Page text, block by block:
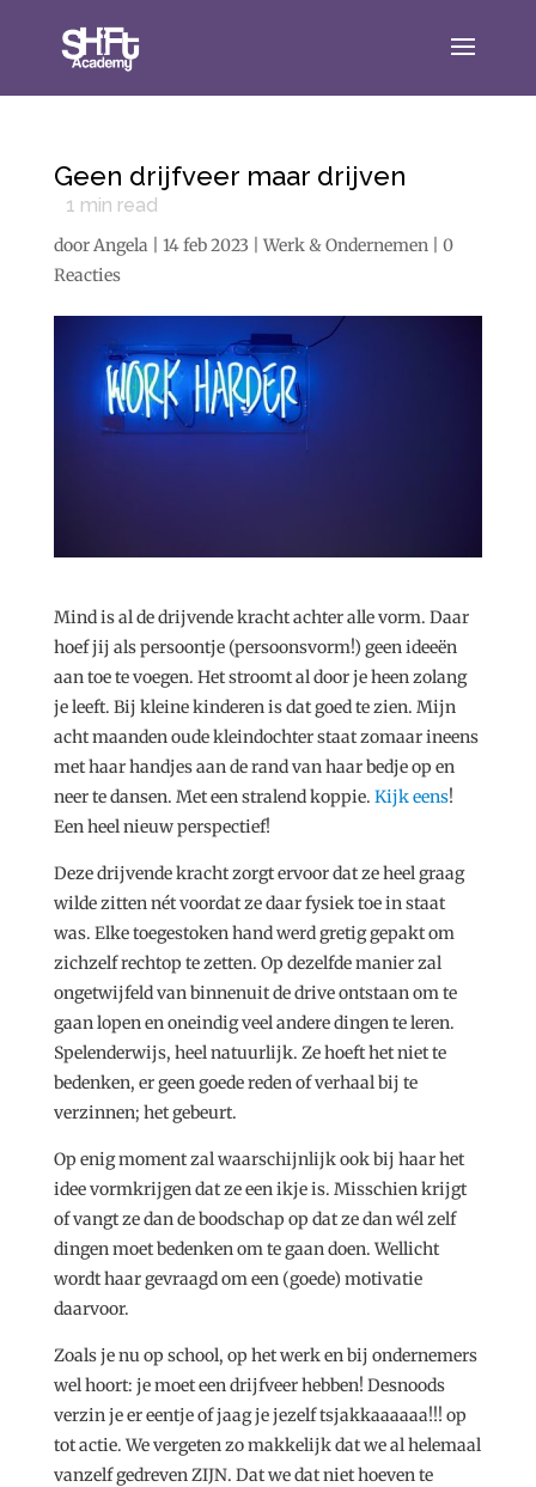
Geen drijfveer maar drijven
1 min read
doorAngela 14 feb 2023 Werk & Ondernemen| 0
Reacties
Mind is al de drijvende kracht achter alle vorm. Daar
hoef jij als persoontje (persoonsvorm!) geen ideeën
aan toe te voegen. Het stroomt al door je heen zolang
je leeft. Bij kleine kinderen is dat goed te zien. Mijn
acht maanden oude kleindochter staat zomaar ineens
met haar handjes aan de rand van haar bedje op en
neer te dansen. Met een stralend koppie. Kijk eens!
Een heel nieuw perspectief!
Deze drijvende kracht zorgt ervoor dat ze heel graag
wilde zitten nét voordat ze daar fysiek toe in staat
was. Elke toegestoken hand werd gretig gepakt om
zichzelf rechtop te zetten. Op dezelfde manier zal
ongetwijfeld van binnenuit de drive ontstaan om te
gaan lopen en oneindig veel andere dingen te leren.
Spelenderwijs, heel natuurlijk. Ze hoeft het niet te
bedenken, er geen goede reden of verhaal bij te
verzinnen; het gebeurt.
Op enig moment zal waarschijnlijk ook bij haar het
idee vormkrijgen dat ze een ikje is. Misschien krijgt
of vangt ze dan de boodschap op dat ze dan wél zelf
dingen moet bedenken om te gaan doen. Wellicht
wordt haar gevraagd om een (goede) motivatie
daarvoor.
Zoals je nu op school, op het werk en bij ondernemers
wel hoort: je moet een drijfveer hebben! Desnoods
verzin je er eentje of jaag je jezelf tsjakkaaaaaa!!! op
tot actie. We vergeten zo makkelijk dat we al helemaal
vanzelf gedreven ZIJN. Dat we dat niet hoeven te